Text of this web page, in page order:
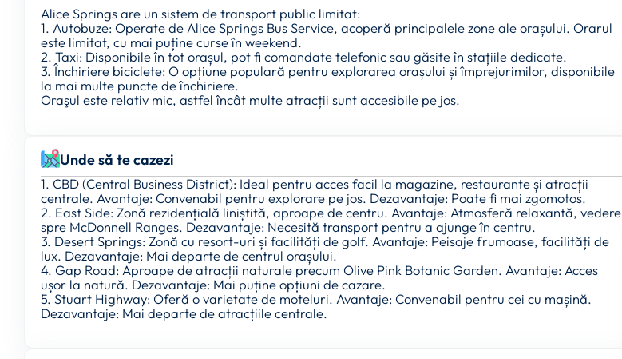
Alice Springs are un sistem de transport public limitat:
1. Autobuze: Operate de Alice Springs Bus Service, acoperă principalele zone ale orașului. Orarul
este limitat, cu mai puține curse în weekend.
2. Taxi: Disponibile în tot orașul, pot fi comandate telefonic sau găsite în stațiile dedicate.
3. Închiriere biciclete: O opțiune populară pentru explorarea orașului și împrejurimilor, disponibile
la mai multe puncte de închiriere.
Oraşul este relativ mic, astfel încât multe atracții sunt accesibile pe jos.
Unde să te cazezi
1. CBD (Central Business District): Ideal pentru acces facil la magazine, restaurante și atracții
centrale. Avantaje: Convenabil pentru explorare pe jos. Dezavantaje: Poate fi mai zgomotos.
2. East Side: Zonă rezidențială liniștită, aproape de centru. Avantaje: Atmosferă relaxantă, vedere
spre McDonnell Ranges. Dezavantaje: Necesită transport pentru a ajunge în centru.
3. Desert Springs: Zonă cu resort-uri și facilități de golf. Avantaje: Peisaje frumoase, facilități de
lux. Dezavantaje: Mai departe de centrul orașului.
4. Gap Road: Aproape de atracții naturale precum Olive Pink Botanic Garden. Avantaje: Acces
ușor la natură. Dezavantaje: Mai puține opțiuni de cazare.
5. Stuart Highway: Oferă o varietate de moteluri. Avantaje: Convenabil pentru cei cu mașină.
Dezavantaje: Mai departe de atracțiile centrale.